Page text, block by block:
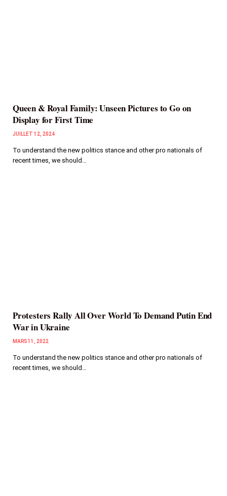
Queen & Royal Family: Unseen Pictures to Go on
Display for First Time
JUILLET 12, 2024
To understand the new politics stance and other pro nationals of
recent times, we should…
Protesters Rally All Over World To Demand Putin End
War in Ukraine
MARS 11, 2022
To understand the new politics stance and other pro nationals of
recent times, we should…